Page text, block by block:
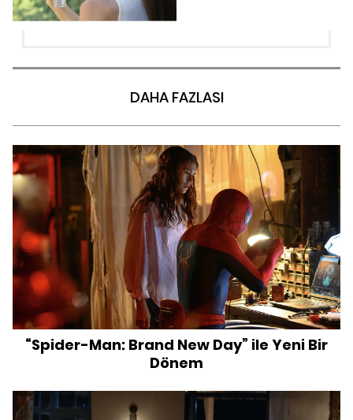
DAHA FAZLASI
“Spider-Man: Brand New Day” ile Yeni Bir
Dönem